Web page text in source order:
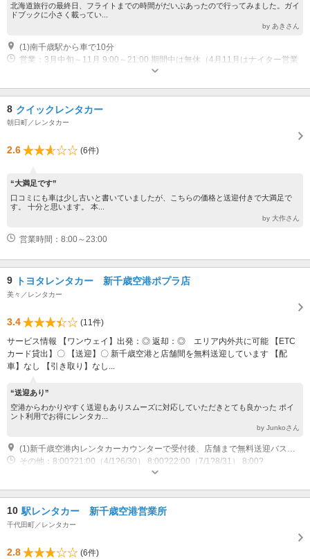
北海道旅行の最終日、フライトまでの時間がだいぶあったので行ってみました。ガイ
ドブックに小さく載ってい...
by あきさん
(1)南千歳駅から車で10分
営業：3月中旬～11月 9:00～21:00 期間中は無休（4月11月はナイター営業
をしておりませんので、9:00～17:00の間となります） 休業：12月～3月
8 クイックレンタカー
朝日町／レンタカー
2.6 (6件)
“大満足です”
口コミにも車は少し古いと書いていましたが、こちらの価格と送迎付きで大満足で
す。 十分と思います。 本...
by 大作さん
営業時間：8:00～23:00
9 トヨタレンタカー 新千歳空港ポプラ店
美々／レンタカー
3.4
(11件)
サービス情報 【ワンウェイ】出発：◎ 返却：◎ エリア内外共に可能 【ETC
カード貸出】〇 【送迎】〇 新千歳空港と店舗間を無料送迎しています 【配
車】なし 【引き取り】なし...
“送迎あり”
空港からわかりやすく送迎もありスムーズに対応していただきとても良かった ポイ
ント利用でお得にレンタカ...
by Junkoさん
(1)新千歳空港内レンタカーカウンターで受付後、店舗まで無料送迎バスで約9分 【マップコード】113774573*00
その他：8:00?21:00（4/1?6/30） 8:00?22:00（7/1?8/31） 8:00?
21:00（9/1?10/31） 8:00?20:00（11/1?3/31） 休業日：11/10
10 駅レンタカー 新千歳空港営業所
千代田町／レンタカー
2.8 (6件)